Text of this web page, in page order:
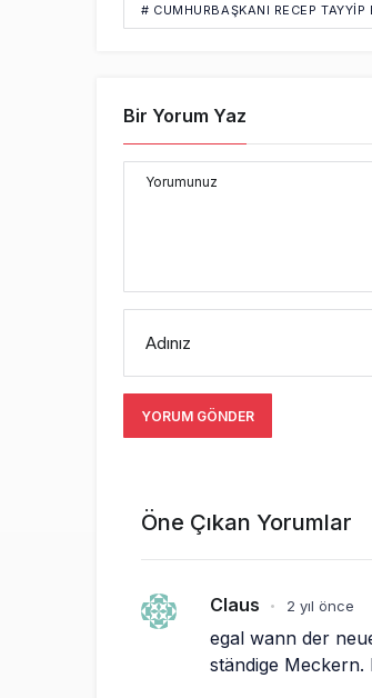
# CUMHURBAŞKANI RECEP TAYYIP
Bir Yorum Yaz
Yorumunuz
Adınız
YORUM GÖNDER
Öne Çıkan Yorumlar
Claus • 2 yıl önce
egal wann der
ständige